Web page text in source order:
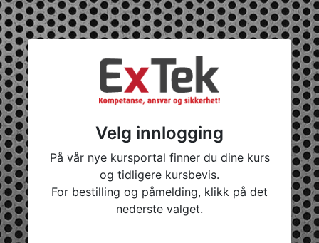
Velg innlogging
På vår nye kursportal finner du dine kurs
og tidligere kursbevis.
For bestilling og påmelding, klikk på det
nederste valget.